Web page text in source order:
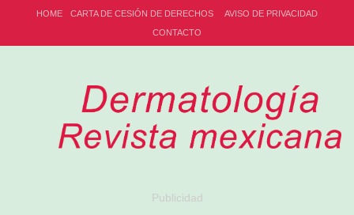
HOME CARTA DE CESIÓN DE DERECHOS
AVISO DE PRIVACIDAD
CONTACTO
Publicidad